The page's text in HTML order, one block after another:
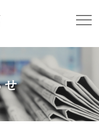
せ